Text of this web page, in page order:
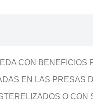
CON BENEFICIOS
EN LAS PRESAS
O CON